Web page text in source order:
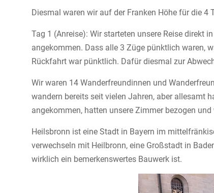
Diesmal waren wir auf der Franken Höhe für die 4
Tag 1 (Anreise): Wir starteten unsere Reise direkt
angekommen. Dass alle 3 Züge pünktlich waren,
Rückfahrt war pünktlich. Dafür diesmal zur
Wir waren 14 Wanderfreundinnen und
wandern bereits seit vielen Jahren, aber allesamt
angekommen, hatten unsere Zimmer bezogen
Heilsbronn ist eine Stadt in Bayern im
verwechseln mit Heilbronn, eine Großstadt in
wirklich ein bemerkenswertes Bauwerk ist.